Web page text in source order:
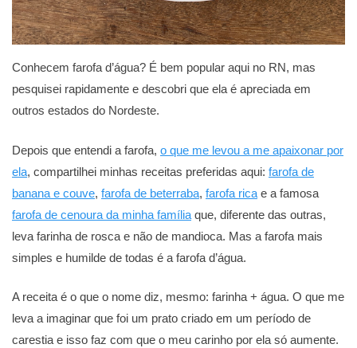
Conhecem farofa d’água? É bem popular aqui no RN, mas
pesquisei rapidamente e descobri que ela é apreciada em
outros estados do Nordeste.
Depois que entendi a farofa, o que me levou a me apaixonar por
ela, compartilhei minhas receitas preferidas aqui: farofa de
banana e couve, farofa de beterraba, farofa rica e a famosa
farofa de cenoura da minha família que, diferente das outras,
leva farinha de rosca e não de mandioca. Mas a farofa mais
simples e humilde de todas é a farofa d’água.
A receita é o que o nome diz, mesmo: farinha + água. O que me
leva a imaginar que foi um prato criado em um período de
carestia e isso faz com que o meu carinho por ela só aumente.